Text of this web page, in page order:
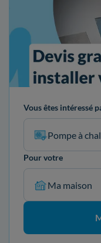
Vous êtes intéressé
Pompe à
Pour votre
Ma maison